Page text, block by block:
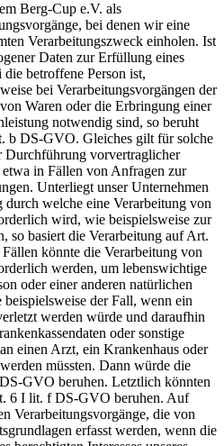
Berg-Cup e.V. als
bei denen wir eine
Verarbeitungszweck einholen. Ist
Daten zur Erfüllung eines
die betroffene Person ist,
bei Verarbeitungsvorgängen der
Waren oder die Erbringung einer
notwendig sind, so beruht
b DS-GVO. Gleiches gilt für solche
Durchführung vorvertraglicher
in Fällen von Anfragen zur
Unterliegt unser Unternehmen
welche eine Verarbeitung von
wird, wie beispielsweise zur
so basiert die Verarbeitung auf Art.
könnte die Verarbeitung von
werden, um lebenswichtige
oder einer anderen natürlichen
beispielsweise der Fall, wenn ein
werden würde und daraufhin
oder sonstige
einen Arzt, ein Krankenhaus oder
müssten. Dann würde die
GVO beruhen. Letztlich könnten
6 I lit. f DS-GVO beruhen. Auf
Verarbeitungsvorgänge, die von
erfasst werden, wenn die